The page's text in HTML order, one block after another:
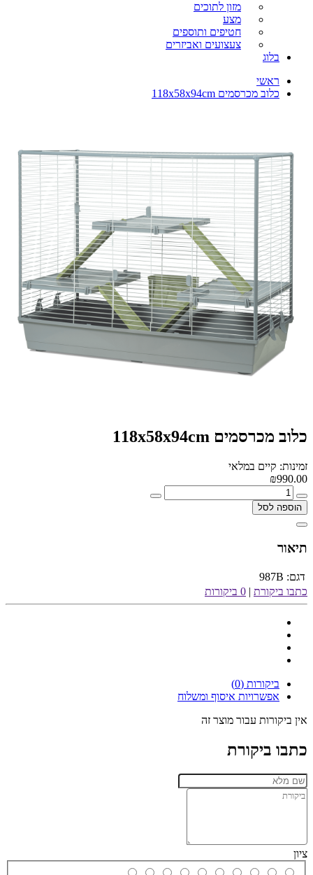
מזון לתוכים
מצע
חטיפים ותוספים
צעצועים ואביזרים
בלוג
ראשי
כלוב מכרסמים 118x58x94cm
כלוב מכרסמים 118x58x94cm
זמינות: קיים במלאי
₪990.00
הוספה לסל
תיאור
דגם: 987B
כתבו ביקורת | 0 ביקורות
ביקורות (0)
אפשרויות איסוף ומשלוח
אין ביקורות עבור מוצר זה
כתבו ביקורת
ציון